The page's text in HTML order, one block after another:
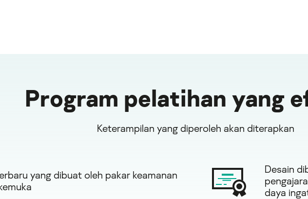
Program pelatihan yang
Keterampilan yang diperoleh akan diterapkan
yang dibuat oleh pakar keamanan
Desain
daya